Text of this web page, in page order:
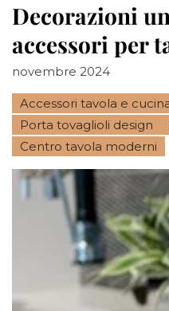
Decorazioni
accessori per
novembre 2024
Accessori tavola e
Porta tovaglioli design
Centro tavola moderni